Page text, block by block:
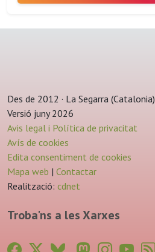
Des de 2012 · La Segarra (Catalonia)
Versió juny 2026
Avis legal i Política de privacitat
Avís de cookies
Edita consentiment de cookies
Mapa web | Contactar
Realització: cdnet
Troba'ns a les Xarxes